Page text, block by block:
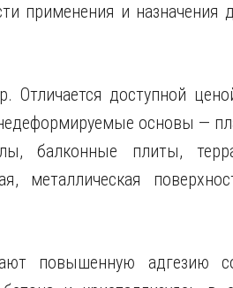
применения и назначения
Отличается доступной
основы —
балконные плиты,
металлическая
повышенную адгезию